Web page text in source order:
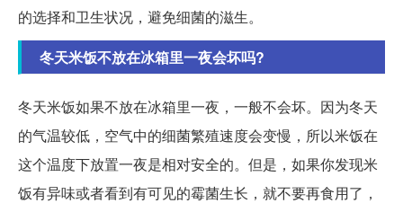
的选择和卫生状况，避免细菌的滋生。
冬天米饭不放在冰箱里一夜会坏吗?
冬天米饭如果不放在冰箱里一夜，一般不会坏。因为冬天
的气温较低，空气中的细菌繁殖速度会变慢，所以米饭在
这个温度下放置一夜是相对安全的。但是，如果你发现米
饭有异味或者看到有可见的霉菌生长，就不要再食用了，